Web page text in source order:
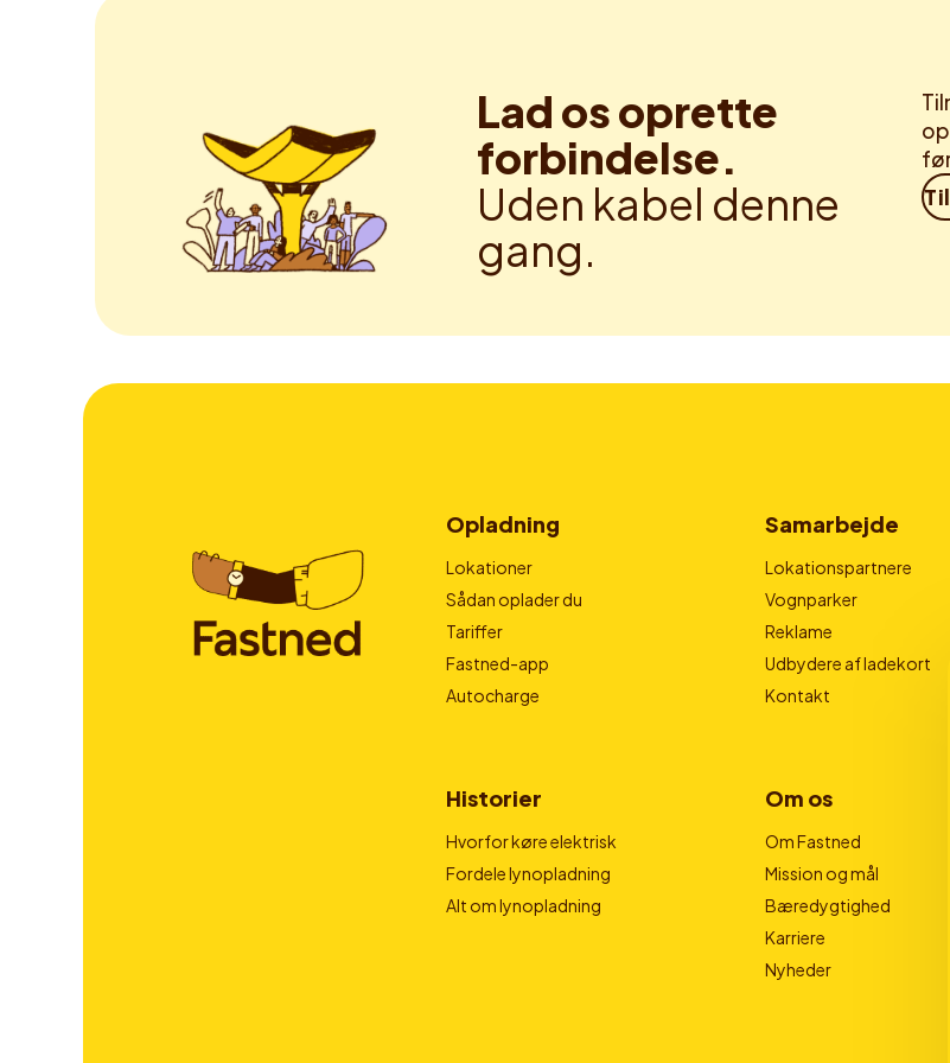
Lad os oprette
forbindelse.
Uden kabel denne
gang.
Opladning
Lokationer
Sådan oplader du
Tariffer
Fastned-app
Autocharge
Samarbejde
Lokationspartnere
Vognparker
Reklame
Udbydere af ladekort
Kontakt
Historier
Hvorfor køre elektrisk
Fordele lynopladning
Alt om lynopladning
Om os
Om Fastned
Mission og mål
Bæredygtighed
Karriere
Nyheder